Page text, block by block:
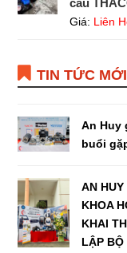
cẩu
Giá: Liên
TIN TỨC MỚI
An Huy
buổi
AN
KHOA
KHAI
LẬP BỘ